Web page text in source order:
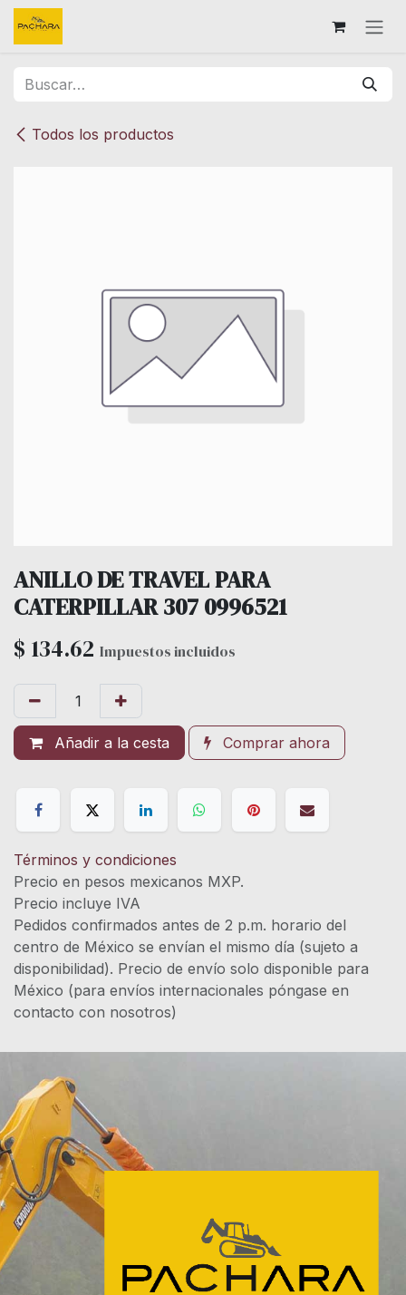
Ir al contenido
Todos los productos
ANILLO DE TRAVEL PARA
CATERPILLAR 307 0996521
$ 134.62 Impuestos incluidos
Añadir a la cesta Comprar ahora
Términos y condiciones
Precio en pesos mexicanos MXP.
Precio incluye IVA
Pedidos confirmados antes de 2 p.m. horario del
centro de México se envían el mismo día (sujeto a
disponibilidad). Precio de envío solo disponible para
México (para envíos internacionales póngase en
contacto con nosotros)